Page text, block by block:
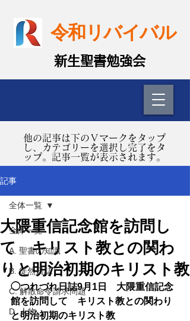
令和リバイバル
​新生聖書勉強会
​他の記事は下のＶマークをタップ
し、カテゴリーを選択し完了をタ
ップ。記事一覧が表示されます。
記事
全体一覧
A. 聖書の知識
B. 徒然日誌
C. 解散命令請求問題
D. 人物
全体一覧
大隈重信記念館を訪問し
て キリスト教との関わ
りと明治初期のキリスト教
◯つれづれ日誌9月1日　大隈重信記念
館を訪問して　キリスト教との関わり
と明治初期のキリスト教